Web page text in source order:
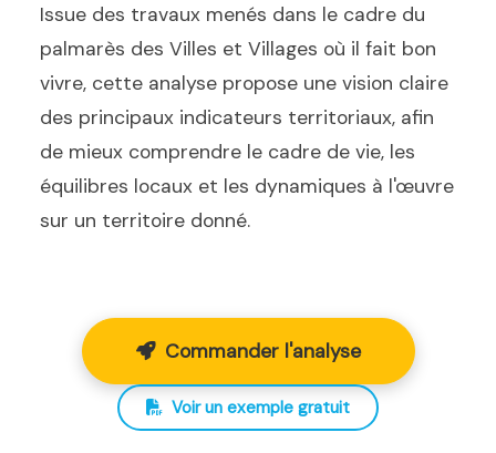
Issue des travaux menés dans le cadre du
palmarès des Villes et Villages où il fait bon
vivre, cette analyse propose une vision claire
des principaux indicateurs territoriaux, afin
de mieux comprendre le cadre de vie, les
équilibres locaux et les dynamiques à l'œuvre
sur un territoire donné.
Commander l'analyse
Voir un exemple gratuit